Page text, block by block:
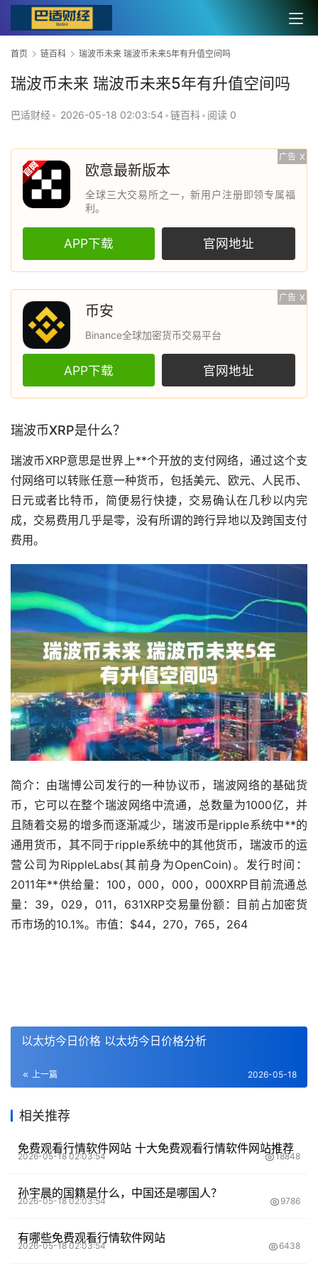
首页 链百科 瑞波币未来 瑞波币未来5年有升值空间吗
瑞波币未来 瑞波币未来5年有升值空间吗
巴适财经• 2026-05-18 02:03:54 •链百科• 阅读 0
广告 X
欧意最新版本
全球三大交易所之一，新用户注册即领专属福
利。
APP下载 官网地址
广告 X
币安
Binance全球加密货币交易平台
APP下载 官网地址
瑞波币XRP是什么？
瑞波币XRP意思是世界上**个开放的支付网络，通过这个支
付网络可以转账任意一种货币，包括美元、欧元、人民币、
日元或者比特币，简便易行快捷，交易确认在几秒以内完
成，交易费用几乎是零，没有所谓的跨行异地以及跨国支付
费用。
简介：由瑞博公司发行的一种协议币，瑞波网络的基础货
币，它可以在整个瑞波网络中流通，总数量为1000亿，并
且随着交易的增多而逐渐减少，瑞波币是ripple系统中**的
通用货币，其不同于ripple系统中的其他货币，瑞波币的运
营公司为RippleLabs(其前身为OpenCoin)。发行时间：
2011年**供给量：100，000，000，000XRP目前流通总
量：39，029，011，631XRP交易量份额：目前占加密货
币市场的10.1%。市值：$44，270，765，264
以太坊今日价格 以太坊今日价格分析
上一篇 2026-05-18
相关推荐
免费观看行情软件网站 十大免费观看行情软件网站推荐
2026-05-18 02:03:54 18848
孙宇晨的国籍是什么，中国还是哪国人？
2026-05-18 02:03:54 9786
有哪些免费观看行情软件网站
2026-05-18 02:03:54 6438